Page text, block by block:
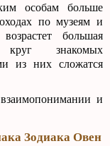
особам больше
по музеям и
большая
знакомых
из них сложатся
и
Зодиака Овен